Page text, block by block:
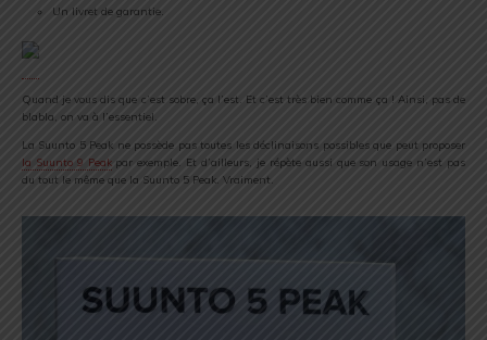
Un livret de garantie.
Quand je vous dis que c’est sobre, ça l’est. Et c’est très bien comme ça ! Ainsi, pas de
blabla, on va à l’essentiel.
La Suunto 5 Peak ne possède pas toutes les déclinaisons possibles que peut proposer
la Suunto 9 Peakpar exemple. Et d’ailleurs, je répète aussi que son usage n’est pas
du tout le même que la Suunto 5 Peak. Vraiment.